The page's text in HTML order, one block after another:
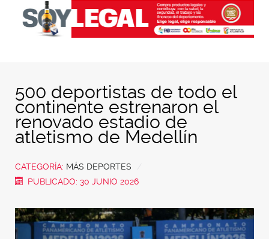
500 deportistas de todo el
continente estrenaron el
renovado estadio de
atletismo de Medellín
CATEGORÍA: MÁS DEPORTES
PUBLICADO: 30 JUNIO 2026